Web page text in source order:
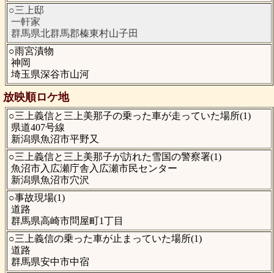
○三上邸
一軒家
群馬県北群馬郡榛東村山子田
○雨宮漬物
神岡
埼玉県深谷市山河
放映順ロケ地
○三上義信と三上美那子の乗った車が走っていた場所(1)
県道407号線
新潟県魚沼市平野又
○三上義信と三上美那子が訪れた雪国の警察署(1)
魚沼市入広瀬庁舎入広瀬市民センター
新潟県魚沼市穴沢
○事故現場(1)
道路
群馬県高崎市問屋町1丁目
○三上義信の乗った車が止まっていた場所(1)
道路
群馬県安中市中宿